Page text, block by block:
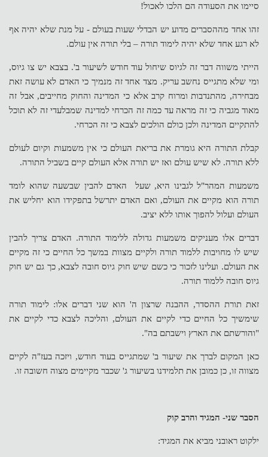
סיימו את הסעודה הם הלכו לאכול!
זהו אחד מההסברים מדוע יש הבדלי שעות בעולם - על מנת שלא יהיה אף
לא רגע אחד שלא יהיה לימוד תורה – בלי תורה אין עולם.
הייתי משווה דבר זה לגיוס שיחול עוד חודש לשיעור ב'. בצבא יש צו גיוס,
ומי שלא מתגייס נחשב עריק. מצד אחד זה מנמיך כי האדם לא עושה זאת
מבחירה, מהתנדבות ומרוח קרב אלא כי המדינה והחוק מחייבים, אבל זה
מאוד מגביה כי זה מראה עד כמה זה הכרחי למדינה שמבלעדי זה לא תוכל
להתקיים המדינה ולכן כולם הולכים לצבא כי זה הכרחי.
קבלת התורה היא גומרת את בריאת העולם כי אין משמעות וקיום לעולם
ללא תורה. לא שיש עולם ואז יש תורה אלא העולם קיים בשביל התורה.
משמעות המהר"ל לגבינו היא, שעל האדם להבין שבשעה שהוא לומד
תורה הוא מקיים את העולם, ואם האדם יתרשל בתפקידו הוא יחליש את
העולם ועלול להפוך אותו ללא יציב.
דברים אלו מעניקים משמעות גדולה ללימוד התורה. האדם צריך להבין
שיש לו מחויבות ללמוד תורה ולקיים מצוות במשך כל החיים כי זה מקיים
את העולם. ועלינו לזכור כי כשם שיש חוק גיוס חובה לצבא, כך גם יש חוק
גיוס חובה ללמוד תורה.
זאת תורת ההסדר, ההבנה שרצון ה' הוא שני דברים אלו: לימוד תורה
שימשיך כל החיים כדי לקיים את העולם, והליכה לצבא כדי לקיים את
"והורשתם את הארץ וישבתם בה".
כאן המקום לברך את שיעור ב' שמתגייס בעוד חודש, ויזכה בעז"ה לקיים
מצווה זו, כן כמובן את תלמידנו בשיעור ג' שכבר מקיימים מצוה חשובה זו.
הסבר שני- המגיד והרב קוק
ילקוט ראובני מביא את המגיד: